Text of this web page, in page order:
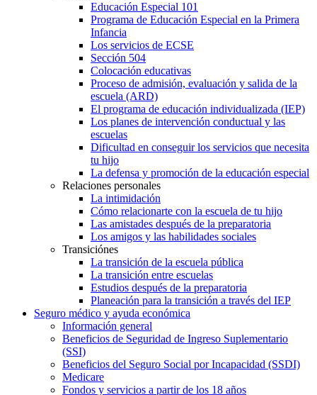
Educación Especial 101
Programa de Educación Especial en la Primera
Infancia
Los servicios de ECSE
Sección 504
Colocación educativas
Proceso de admisión, evaluación y salida de la
escuela (ARD)
El programa de educación individualizada (IEP)
Los planes de intervención conductual y las
escuelas
Dificultad en conseguir los servicios que necesita
tu hijo
La defensa y promoción de la educación especial
Relaciones personales
La intimidación
Cómo relacionarte con la escuela de tu hijo
Las amistades después de la preparatoria
Los amigos y las habilidades sociales
Transiciónes
La transición de la escuela pública
La transición entre escuelas
Estudios después de la preparatoria
Planeación para la transición a través del IEP
Seguro médico y ayuda económica
Información general
Beneficios de Seguridad de Ingreso Suplementario
(SSI)
Beneficios del Seguro Social por Incapacidad (SSDI)
Medicare
Fondos y servicios a partir de los 18 años